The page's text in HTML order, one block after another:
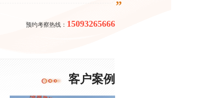
预约考察热线： 15093265666
客户案例